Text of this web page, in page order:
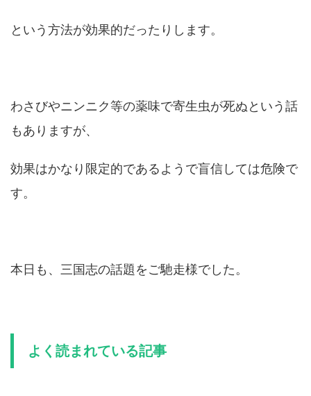
という方法が効果的だったりします。
わさびやニンニク等の薬味で寄生虫が死ぬという話
もありますが、
効果はかなり限定的であるようで盲信しては危険で
す。
本日も、三国志の話題をご馳走様でした。
よく読まれている記事